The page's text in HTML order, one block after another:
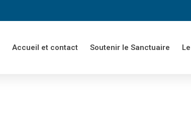
Accueil et contact Soutenir le Sanctuaire